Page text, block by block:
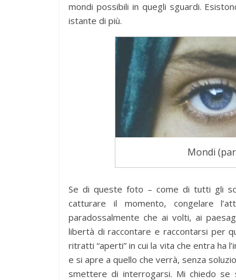
mondi possibili in quegli sguardi.
istante di più.
Mondi
Se di queste foto – come di tutti gli
catturare il momento, congelare
paradossalmente che ai volti, ai
libertà di raccontare e raccontarsi per
ritratti “aperti” in cui la vita che entra ha
e si apre a quello che verrà, senza
smettere di interrogarsi. Mi chiedo se
news